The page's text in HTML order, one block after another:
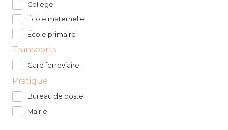
Collège
École maternelle
École primaire
Transports
Gare ferroviaire
Pratique
Bureau de poste
Mairie